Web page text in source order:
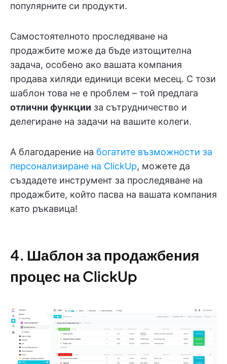
популярните си продукти.
Самостоятелното проследяване на
продажбите може да бъде изтощителна
задача, особено ако вашата компания
продава хиляди единици всеки месец. С този
шаблон това не е проблем – той предлага
отлични функции за сътрудничество и
делегиране на задачи на вашите колеги.
А благодарение на богатите възможности за
персонализиране на ClickUp, можете да
създадете инструмент за проследяване на
продажбите, който пасва на вашата компания
като ръкавица!
4. Шаблон за продажбения
процес на ClickUp